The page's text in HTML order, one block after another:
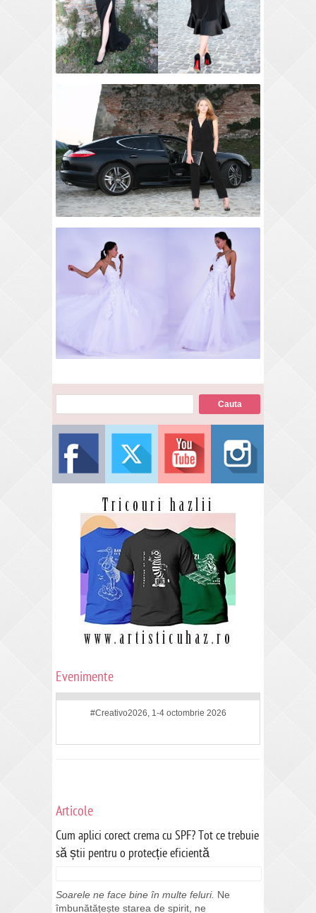
Evenimente
#Creativo2026, 1-4 octombrie 2026
Articole
Cum aplici corect crema cu SPF? Tot ce trebuie
să știi pentru o protecție eficientă
Soarele ne face bine în multe feluri. Ne
îmbunătățește starea de spirit, ne